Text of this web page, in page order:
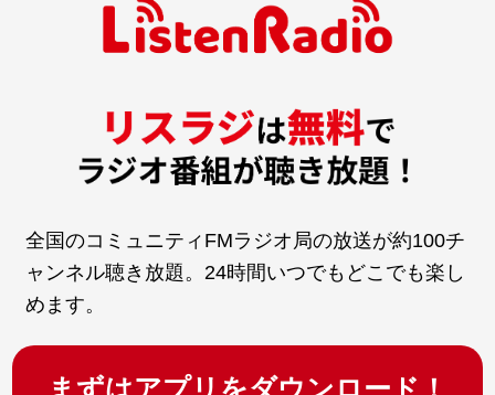
全国のコミュニティFMラジオ局の放送が約100チ
ャンネル聴き放題。24時間いつでもどこでも楽し
めます。
まずはアプリをダウンロード！